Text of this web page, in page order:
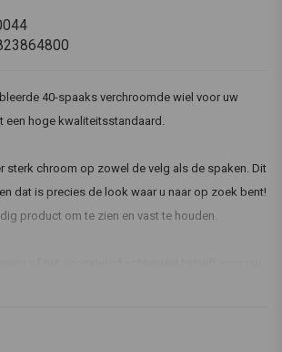
40-spaaks verchroomde wiel voor uw
een hoge kwaliteitsstandaard.
sterk chroom op zowel de velg als de spaken. Dit
dat is precies de look waar u naar op zoek bent!
product om te zien en vast te houden.
is. Soms kan dit een universeel wiel zijn,